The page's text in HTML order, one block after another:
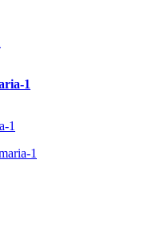
1
1
1